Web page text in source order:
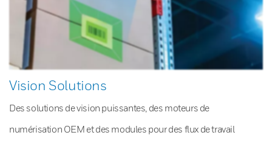
Vision Solutions
Des solutions de vision puissantes, des moteurs de
numérisation OEM et des modules pour des flux de travail